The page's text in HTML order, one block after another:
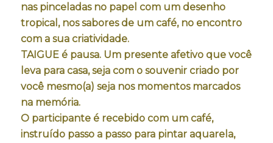
nas pinceladas no papel com um desenho
tropical, nos sabores de um café, no encontro
com a sua criatividade.
TAIGUE é pausa. Um presente afetivo que você
leva para casa, seja com o souvenir criado por
você mesmo(a) seja nos momentos marcados
na memória.
O participante é recebido com um café,
instruído passo a passo para pintar aquarela,